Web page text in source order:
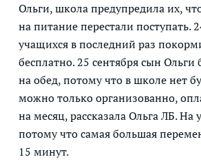
Ольги, школа предупредила их,
на питание перестали поступать.
учащихся в последний раз
бесплатно. 25 сентября сын Ольги
на обед, потому что в школе нет
можно только организованно,
на месяц, рассказала Ольга ЛБ. На
потому что самая большая
15 минут.